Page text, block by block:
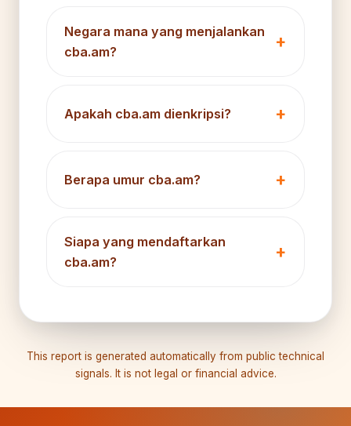
Negara mana yang menjalankan
cba.am?
Apakah cba.am dienkripsi?
Berapa umur cba.am?
Siapa yang mendaftarkan
cba.am?
This report is generated automatically from public technical
signals. It is not legal or financial advice.